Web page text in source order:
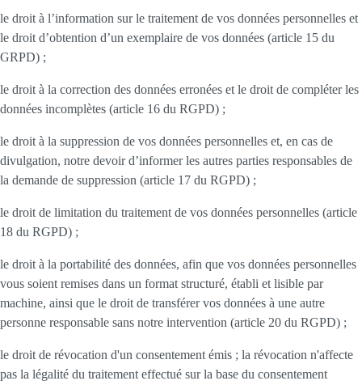
le droit à l’information sur le traitement de vos données personnelles et
le droit d’obtention d’un exemplaire de vos données (article 15 du
GRPD) ;
le droit à la correction des données erronées et le droit de compléter les
données incomplètes (article 16 du RGPD) ;
le droit à la suppression de vos données personnelles et, en cas de
divulgation, notre devoir d’informer les autres parties responsables de
la demande de suppression (article 17 du RGPD) ;
le droit de limitation du traitement de vos données personnelles (article
18 du RGPD) ;
le droit à la portabilité des données, afin que vos données personnelles
vous soient remises dans un format structuré, établi et lisible par
machine, ainsi que le droit de transférer vos données à une autre
personne responsable sans notre intervention (article 20 du RGPD) ;
le droit de révocation d'un consentement émis ; la révocation n'affecte
pas la légalité du traitement effectué sur la base du consentement